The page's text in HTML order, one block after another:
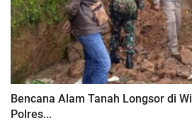
Bencana Alam Tanah Longsor di
Polres...